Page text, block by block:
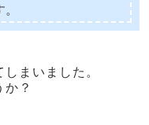
まいました。
？